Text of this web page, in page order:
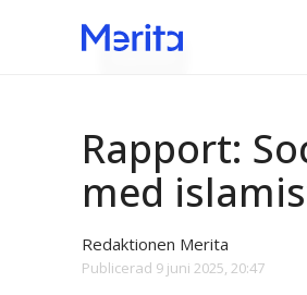
Islamism
Rapport:
med
Redaktionen Merita
Publicerad 9 juni 2025, 20:47